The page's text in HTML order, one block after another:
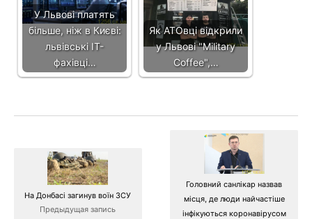
У Львові платять
більше, ніж в Києві:
львівські IT-
фахівці…
Як АТОвці відкрили
у Львові "Military
Coffee",…
На Донбасі загинув воїн ЗСУ
Предыдущая запись
Головний санлікар назвав
місця, де люди найчастіше
інфікуються коронавірусом